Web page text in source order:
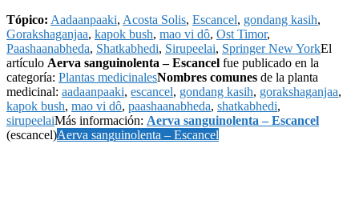
Tópico: Aadaanpaaki, Acosta Solis, Escancel, gondang kasih,
Gorakshaganjaa, kapok bush, mao vi dô, Ost Timor,
Paashaanabheda, Shatkabhedi, Sirupeelai, Springer New YorkEl
artículo Aerva sanguinolenta – Escancel fue publicado en la
categoría: Plantas medicinalesNombres comunes de la planta
medicinal: aadaanpaaki, escancel, gondang kasih, gorakshaganjaa,
kapok bush, mao vi dô, paashaanabheda, shatkabhedi,
sirupeelaiMás información: Aerva sanguinolenta – Escancel
(escancel)Aerva sanguinolenta – Escancel